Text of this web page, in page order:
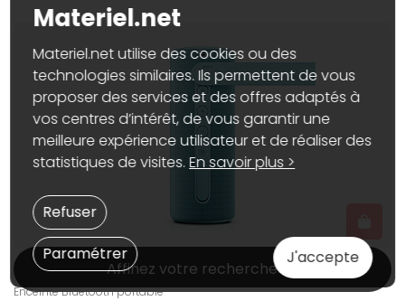
Loewe We. HEAR 1 Aqua Blue - Enceinte portable
Enceinte Bluetooth portable
Affinez votre recherche
Materiel.net
Materiel.net utilise des cookies ou des
technologies similaires. Ils permettent de vous
proposer des services et des offres adaptés à
vos centres d’intérêt, de vous garantir une
meilleure expérience utilisateur et de réaliser des
statistiques de visites.En savoir plus >
J'accepte
Paramétrer
Refuser